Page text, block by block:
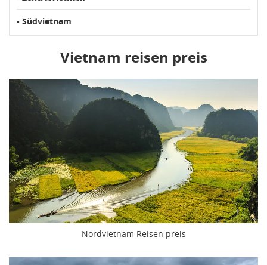
- Südvietnam
Vietnam reisen preis
Nordvietnam Reisen preis